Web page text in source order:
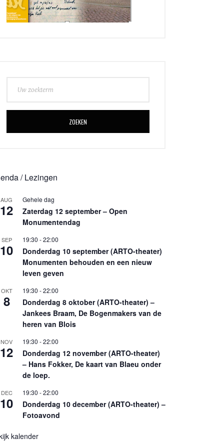
ZOEKEN
/ Lezingen
AUG
12
Gehele dag
Zaterdag 12 september – Open
Monumentendag
SEP
10
19:30 -22:00
Donderdag 10 september (ARTO-theater)
Monumenten behouden en een nieuw
leven geven
OKT
8
19:30 -22:00
Donderdag 8 oktober (ARTO-theater) –
Jankees Braam, De Bogenmakers van de
heren van Blois
NOV
12
19:30 -22:00
Donderdag 12 november (ARTO-theater)
– Hans Fokker, De kaart van Blaeu onder
de loep.
DEC
10
19:30 -22:00
Donderdag 10 december (ARTO-theater) –
Fotoavond
kalender